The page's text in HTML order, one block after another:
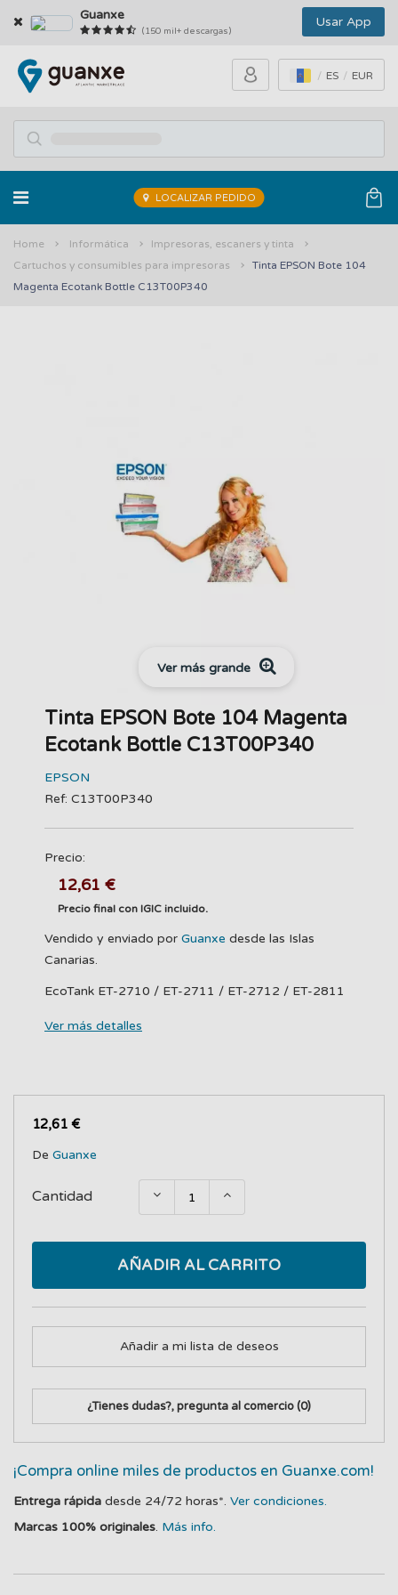
Guanxe
(150 mil+ descargas)
Usar App
ES EUR
LOCALIZAR PEDIDO
Home Informática
Impresoras, escaners y tinta
Cartuchos y consumibles para impresoras
Tinta EPSON Bote 104
Magenta Ecotank Bottle C13T00P340
Ver más grande
Tinta EPSON Bote 104 Magenta
Ecotank Bottle C13T00P340
EPSON
Ref: C13T00P340
Precio:
12,61 €
Precio final con IGIC incluido.
Vendido y enviado por Guanxe desde las Islas
Canarias.
EcoTank ET-2710 / ET-2711 / ET-2712 / ET-2811
Ver más detalles
12,61 €
De Guanxe
Cantidad
AÑADIR AL CARRITO
Añadir a mi lista de deseos
¿Tienes dudas?, pregunta al comercio(0)
¡Compra online miles de productos en Guanxe.com!
Entrega rápida desde 24/72 horas*. Ver condiciones.
Marcas 100% originales. Más info.